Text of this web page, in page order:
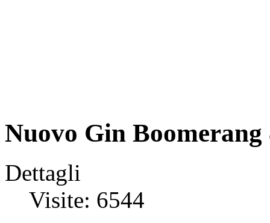
Nuovo Gin Boomerang
Dettagli
Visite: 6544